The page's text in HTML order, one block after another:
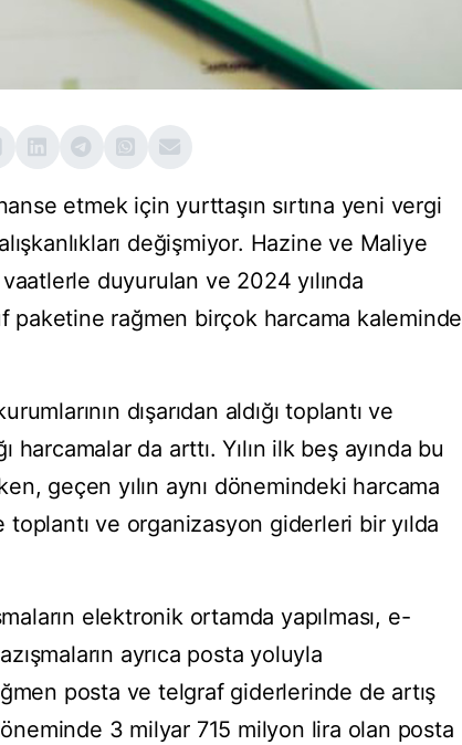
etmek için yurttaşın sırtına yeni vergi
değişmiyor. Hazine ve Maliye
duyurulan ve 2024 yılında
paketine rağmen birçok harcama kaleminde
dışarıdan aldığı toplantı ve
da arttı. Yılın ilk beş ayında bu
geçen yılın aynı dönemindeki harcama
ve organizasyon giderleri bir yılda
elektronik ortamda yapılması, e-
ayrıca posta yoluyla
posta ve telgraf giderlerinde de artış
3 milyar 715 milyon lira olan posta